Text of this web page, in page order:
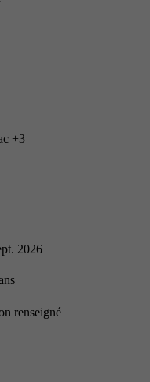
+3
2026
renseigné